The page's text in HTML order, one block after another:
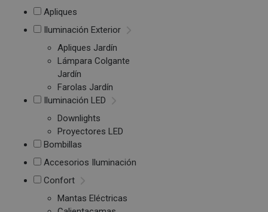
Apliques
Iluminación Exterior
Apliques Jardín
Lámpara Colgante
Jardín
Farolas Jardín
Iluminación LED
Downlights
Proyectores LED
Bombillas
Accesorios Iluminación
Confort
Mantas Eléctricas